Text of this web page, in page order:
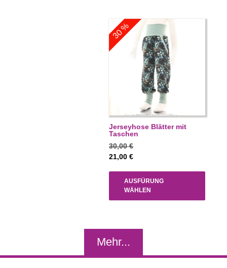
30 %
Jerseyhose Blätter mit
Taschen
30,00€
21,00€
AUSFÜRUNG
WÄHLEN
Mehr...